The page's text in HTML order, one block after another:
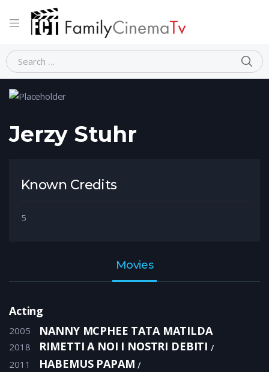
Home Person Jerzy Stuhr
Jerzy Stuhr
Known Credits
5
Movies
Acting
2005 NANNY MCPHEE TATA MATILDA
2018 RIMETTI A NOI I NOSTRI DEBITI
2011 HABEMUS PAPAM